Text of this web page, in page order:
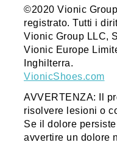
©2020 Vionic
registrato. Tutti i
Vionic Group LLC,
Vionic Europe
Inghilterra.
VionicShoes.com
AVVERTENZA: Il
risolvere lesioni o
Se il dolore
avvertire un dolore